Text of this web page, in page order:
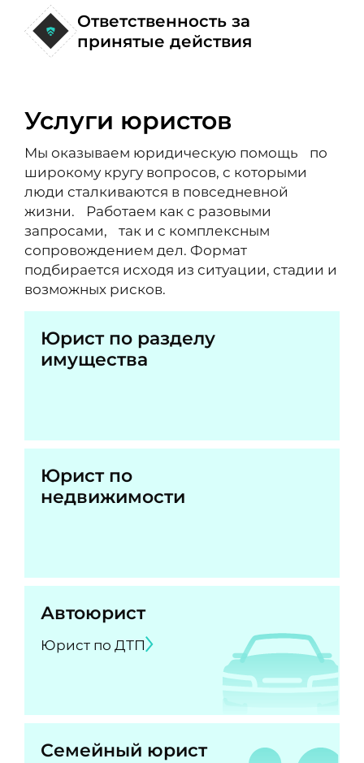
Ответственность за
принятые действия
Услуги юристов
Мы оказываем юридическую помощь по
широкому кругу вопросов, с которыми
люди сталкиваются в повседневной
жизни. Работаем как с разовыми
запросами, так и с комплексным
сопровождением дел. Формат
подбирается исходя из ситуации, стадии и
возможных рисков.
Юрист по разделу
имущества
Юрист по
недвижимости
Автоюрист
Юрист по ДТП
Семейный юрист